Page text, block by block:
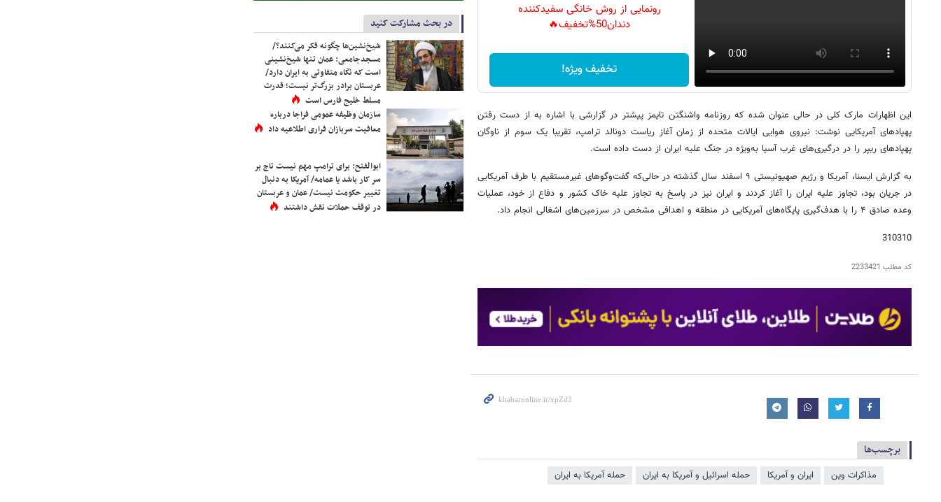
رونمایی از روش خانگی سفیدکننده
دندان50%تخفیف🔥
تخفیف ویژه!
این اظهارات مارک کلی در حالی عنوان شده که روزنامه واشنگتن تایمز پیشتر در گزارشی با اشاره به از دست رفتن
پهپادهای آمریکایی نوشت: نیروی هوایی ایالات متحده از زمان آغاز ریاست دونالد ترامپ، تقریبا یک سوم از ناوگان
پهپادهای ریپر را در درگیری‌های غرب‌ آسیا به‌ویژه در جنگ علیه ایران از دست داده است.
به گزارش ایسنا، آمریکا و رژیم صهیونیستی ۹ اسفند سال گذشته در حالی‌که گفت‌وگوهای غیرمستقیم با طرف آمریکایی
در جریان بود، تجاوز علیه ایران را آغاز کردند و ایران نیز در پاسخ به تجاوز علیه خاک کشور و دفاع از خود، عملیات
وعده صادق ۴ را با هدف‌گیری پایگاه‌های آمریکایی در منطقه و اهدافی مشخص در سرزمین‌های اشغالی انجام داد.
310310
کد مطلب 2233421
برچسب‌ها
مذاکرات وین ایران و آمریکا حمله اسرائیل و آمریکا به ایران حمله آمریکا به ایران
در بحث مشارکت کنید
شیخ‌نشین‌ها چگونه فکر می‌کنند؟/
مسجدجامعی: عمان تنها شیخ‌نشینی
است که نگاه متفاوتی به ایران دارد/
عربستان برادر بزرگ‌تر نیست؛ قدرت
مسلط خلیج فارس است
سازمان وظیفه عمومی فراجا درباره
معافیت سربازان فراری اطلاعیه داد
ابوالفتح: برای ترامپ مهم نیست تاج بر
سر کار باشد یا عمامه/ آمریکا به دنبال
تغییر حکومت نیست/ عمان و عربستان
در توقف حملات نقش داشتند